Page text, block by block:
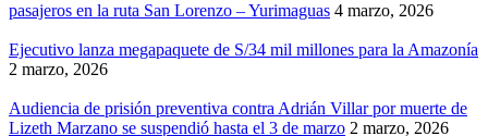
pasajeros en la ruta San Lorenzo – Yurimaguas 4 marzo, 2026
Ejecutivo lanza megapaquete de S/34 mil millones para la Amazonía
2 marzo, 2026
Audiencia de prisión preventiva contra Adrián Villar por muerte de
Lizeth Marzano se suspendió hasta el 3 de marzo 2 marzo, 2026